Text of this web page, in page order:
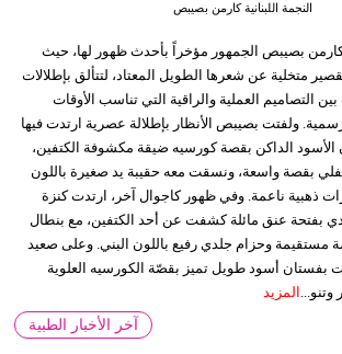
النجمة اللبنانية كارمن بصيبص
كارمن بصيبص الجمهور مؤخراً بأحدث ظهور لها، حيث
متخلية عن شعرها الطويل المعتاد، لتتألق بإطلالات
التصاميم العملية والراقية التي تناسب الأوقات
ولفتت بصيبص الأنظار بإطلالة عصرية ارتدت فيها
الداكن بقصة كورسيه ضيقة مكشوفة الكتفين،
بقصة واسعة، ونسقت معه حقيبة يد صغيرة باللون
ذهبية ناعمة. وفي ظهور كاجوال آخر، ارتدت كنزة
بفتحة عنق مائلة كشفت عن أحد الكتفين، مع بنطال
مستقيمة وحزام جلدي رفيع باللون البني. وعلى صعيد
بفستان أسود طويل تميز بقصّة الكورسيه العلوية
وتنو... المزيد
آخر الأخبار الطبية